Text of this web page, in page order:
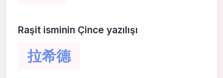
Raşit isminin Çince yazılışı
拉希德